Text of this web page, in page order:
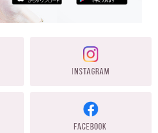
INSTAGRAM
FACEBOOK